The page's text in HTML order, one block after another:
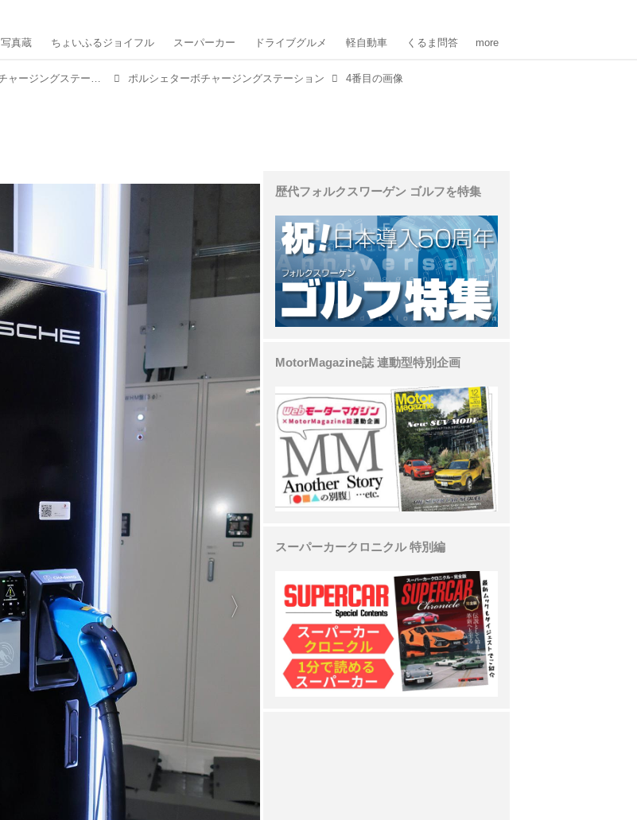
写真蔵 ちょいふるジョイフル スーパーカー ドライブグルメ 軽自動車 くるま問答 more
150kWの高出力・急速充電施設「ターボチャージングステーション」をポルシェが全国各地に開設中 ポルシェターボチャージングステーション 4番目の画像
歴代フォルクスワーゲン ゴルフを特集
MotorMagazine誌 連動型特別企画
スーパーカークロニクル 特別編